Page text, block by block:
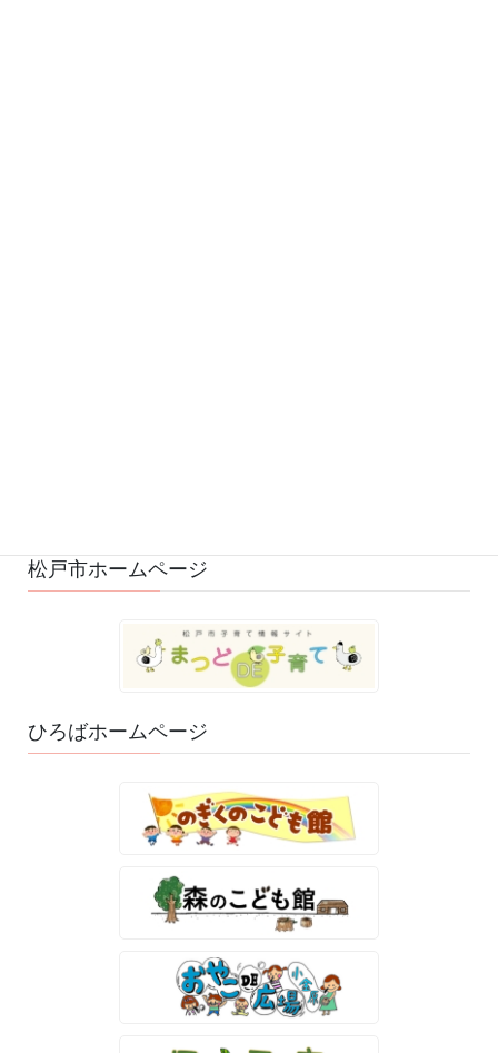
松戸市ホームページ
ひろばホームページ